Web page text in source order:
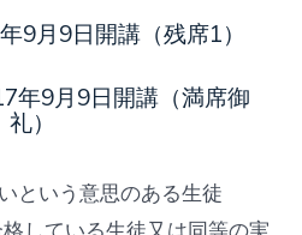
月9日開講（残席1）
9月9日開講（満席御
礼）
という意思のある生徒